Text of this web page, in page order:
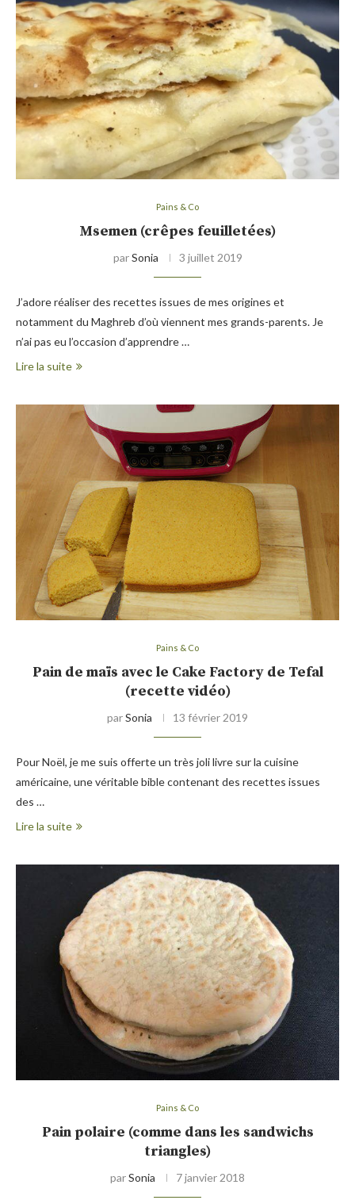
Pains & Co
Msemen (crêpes feuilletées)
parSonia 3 juillet 2019
J’adore réaliser des recettes issues de mes origines et
notamment du Maghreb d’où viennent mes grands-parents. Je
n’ai pas eu l’occasion d’apprendre …
Lire la suite
Pains & Co
Pain de maïs avec le Cake Factory de Tefal
(recette vidéo)
parSonia 13 février 2019
Pour Noël, je me suis offerte un très joli livre sur la cuisine
américaine, une véritable bible contenant des recettes issues
des …
Lire la suite
Pains & Co
Pain polaire (comme dans les sandwichs
triangles)
parSonia 7 janvier 2018